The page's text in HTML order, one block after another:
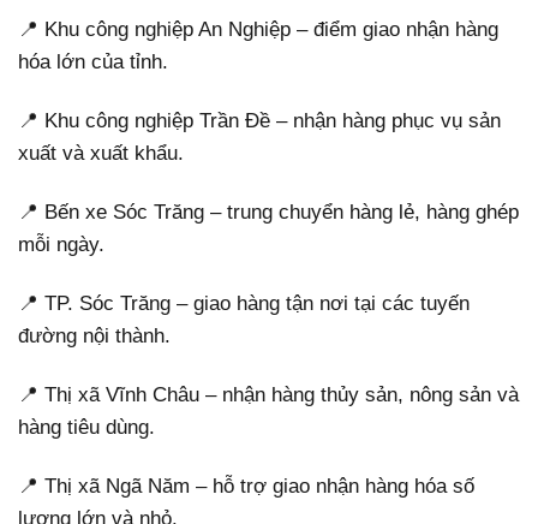
📍 Khu công nghiệp An Nghiệp – điểm giao nhận hàng
hóa lớn của tỉnh.
📍 Khu công nghiệp Trần Đề – nhận hàng phục vụ sản
xuất và xuất khẩu.
📍 Bến xe Sóc Trăng – trung chuyển hàng lẻ, hàng ghép
mỗi ngày.
📍 TP. Sóc Trăng – giao hàng tận nơi tại các tuyến
đường nội thành.
📍 Thị xã Vĩnh Châu – nhận hàng thủy sản, nông sản và
hàng tiêu dùng.
📍 Thị xã Ngã Năm – hỗ trợ giao nhận hàng hóa số
lượng lớn và nhỏ.